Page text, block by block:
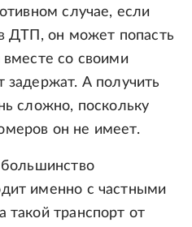
случае, если
ДТП, он может попасть
вместе со своими
задержат. А получить
сложно, поскольку
он не имеет.
именно с частными
такой транспорт от